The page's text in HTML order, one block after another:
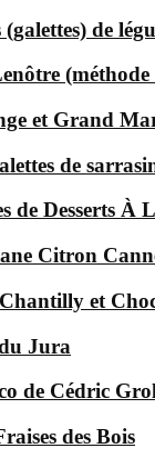
(galettes) de
et Grand
de
de Desserts À
Citron
et
Jura
de Cédric
des Bois